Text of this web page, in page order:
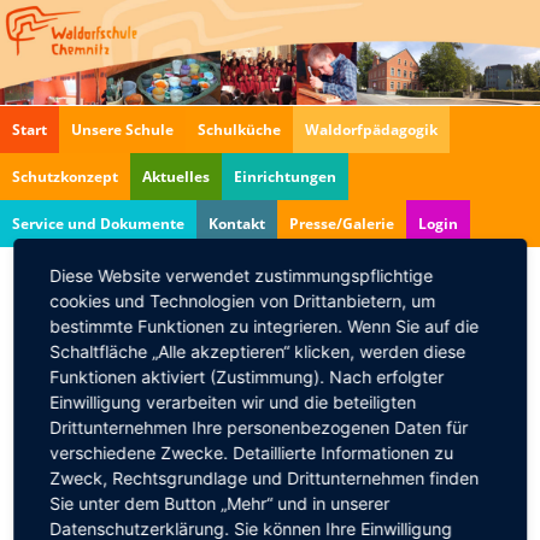
Start Unsere Schule Schulküche Waldorfpädagogik
Schutzkonzept Aktuelles Einrichtungen
Service und Dokumente Kontakt Presse/Galerie Login
Steinarbeitung
Kursleiter:Jens Oehme
Zeitraum des Angebotes:
ganzes Schuljahr
ab 20.09.2021, montags 14 Uhr
Ort:Holzpavillion am Eingangstor
Zielgruppe:Schülerinnen und Schüler ab Klasse 4
Inhalt und Anliegen des Angebotes
Diese Website verwendet zustimmungspflichtige
cookies und Technologien von Drittanbietern, um
bestimmte Funktionen zu integrieren. Wenn Sie auf die
Schaltfläche „Alle akzeptieren“ klicken, werden diese
Funktionen aktiviert (Zustimmung). Nach erfolgter
Einwilligung verarbeiten wir und die beteiligten
Drittunternehmen Ihre personenbezogenen Daten für
verschiedene Zwecke. Detaillierte Informationen zu
Zweck, Rechtsgrundlage und Drittunternehmen finden
Sie unter dem Button „Mehr“ und in unserer
Datenschutzerklärung. Sie können Ihre Einwilligung